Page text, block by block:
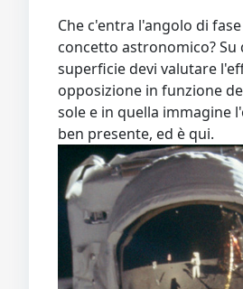
Che c'entra l'angolo di
concetto astronomico? Su
superficie devi valutare
opposizione in funzione
sole e in quella immagine
ben presente, ed è qui.